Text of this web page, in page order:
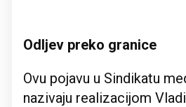
Odljev preko granice
Ovu pojavu u Sindikatu
nazivaju realizacijom